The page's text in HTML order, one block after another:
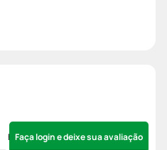
Faça login e deixe sua avaliação